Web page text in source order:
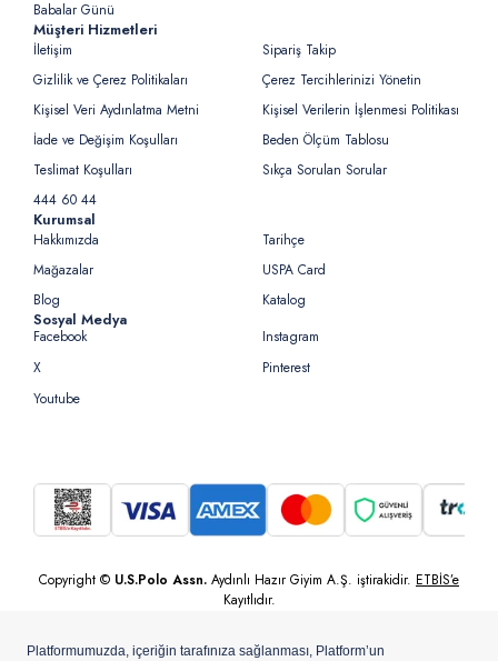
Babalar Günü
Müşteri Hizmetleri
İletişim
Sipariş Takip
Gizlilik ve Çerez Politikaları
Çerez Tercihlerinizi Yönetin
Kişisel Veri Aydınlatma Metni
Kişisel Verilerin İşlenmesi Politikası
İade ve Değişim Koşulları
Beden Ölçüm Tablosu
Teslimat Koşulları
Sıkça Sorulan Sorular
444 60 44
Kurumsal
Hakkımızda
Tarihçe
Mağazalar
USPA Card
Blog
Katalog
Sosyal Medya
Facebook
Instagram
X
Pinterest
Youtube
Copyright © U.S.Polo Assn. Aydınlı Hazır Giyim A.Ş. iştirakidir. ETBİS’e
Kayıtlıdır.